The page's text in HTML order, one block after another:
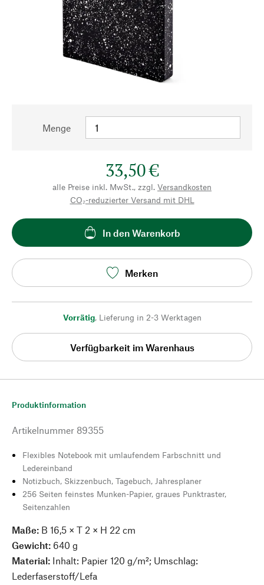
Menge
33,50 €
alle Preise inkl. MwSt., zzgl. Versandkosten
CO₂-reduzierter Versand mit DHL
In den Warenkorb
Merken
Vorrätig, Lieferung in 2-3 Werktagen
Verfügbarkeit im Warenhaus
Produktinformation
Artikelnummer 89355
Flexibles Notebook mit umlaufendem Farbschnitt und
Ledereinband
Notizbuch, Skizzenbuch, Tagebuch, Jahresplaner
256 Seiten feinstes Munken-Papier, graues Punktraster,
Seitenzahlen
Maße: B 16,5 × T 2 × H 22 cm
Gewicht: 640 g
Material: Inhalt: Papier 120 g/m²; Umschlag:
Lederfaserstoff/Lefa